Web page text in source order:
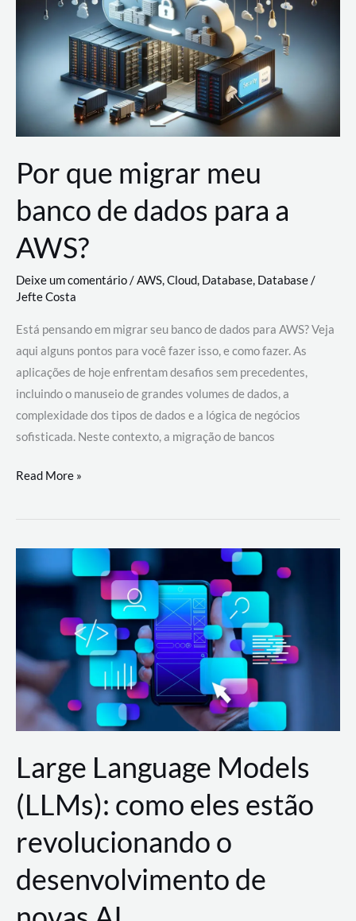
AWS
Por que migrar meu
banco de dados para a
AWS?
Deixe um comentário/AWS,Cloud, Database, Database/
Jefte Costa
Está pensando em migrar seu banco de dados para AWS? Veja
aqui alguns pontos para você fazer isso, e como fazer. As
aplicações de hoje enfrentam desafios sem precedentes,
incluindo o manuseio de grandes volumes de dados, a
complexidade dos tipos de dados e a lógica de negócios
sofisticada. Neste contexto, a migração de bancos
Por
migrar
de
a
AWS?
Read More »
Large Language Models
(LLMs): como eles estão
revolucionando o
desenvolvimento de